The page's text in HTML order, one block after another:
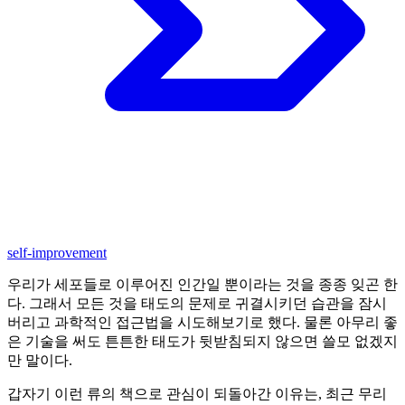
self-improvement
우리가 세포들로 이루어진 인간일 뿐이라는 것을 종종 잊곤 한
다. 그래서 모든 것을 태도의 문제로 귀결시키던 습관을 잠시
버리고 과학적인 접근법을 시도해보기로 했다. 물론 아무리 좋
은 기술을 써도 튼튼한 태도가 뒷받침되지 않으면 쓸모 없겠지
만 말이다.
갑자기 이런 류의 책으로 관심이 되돌아간 이유는, 최근 무리